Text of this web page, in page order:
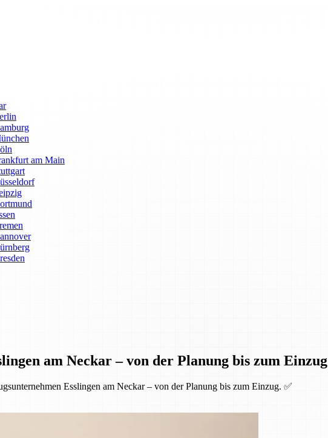
am Main
am Neckar – von der Planung bis zum Einzug
Esslingen am Neckar – von der Planung bis zum Einzug. ✅